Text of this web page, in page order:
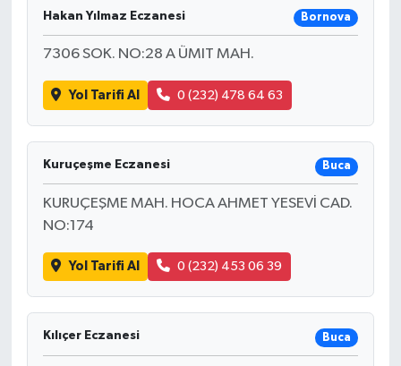
Hakan Yılmaz Eczanesi Bornova
7306 SOK. NO:28 A ÜMIT MAH.
Yol Tarifi Al 0 (232) 478 64 63
Kuruçeşme Eczanesi Buca
KURUÇEŞME MAH. HOCA AHMET YESEVİ CAD.
NO:174
Yol Tarifi Al 0 (232) 453 06 39
Kılıçer Eczanesi Buca